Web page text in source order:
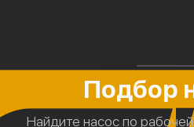
Подбор
Найдите насос по